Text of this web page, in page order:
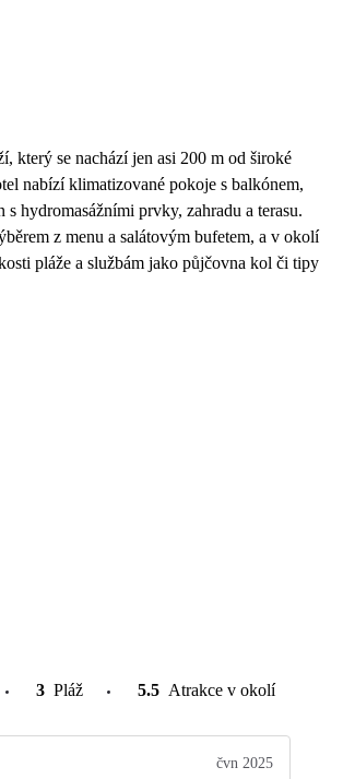
který se nachází jen asi 200 m od široké
nabízí klimatizované pokoje s balkónem,
hydromasážními prvky, zahradu a terasu.
z menu a salátovým bufetem, a v okolí
pláže a službám jako půjčovna kol či tipy
3 Pláž 5.5 Atrakce v okolí
čvn 2025